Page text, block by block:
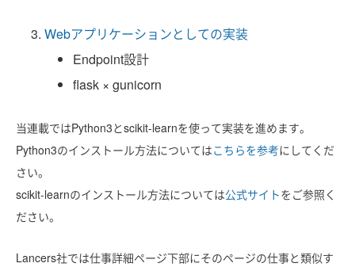
Webアプリケーションとしての実装
Endpoint設計
flask × gunicorn
当連載ではPython3とscikit-learnを使って実装を進めます。
Python3のインストール方法についてはこちらを参考にしてくだ
さい。
scikit-learnのインストール方法については公式サイトをご参照く
ださい。
Lancers社では仕事詳細ページ下部にそのページの仕事と類似す